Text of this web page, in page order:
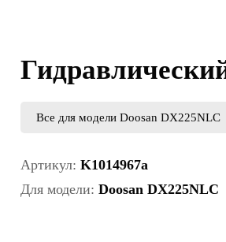
Все для модели Doosan DX225NLC
Артикул: K1014967а
Для модели: Doosan DX225NLC